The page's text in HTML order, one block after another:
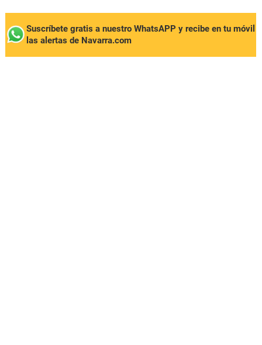
Suscríbete gratis a nuestro WhatsAPP y recibe en tu móvil
las alertas de Navarra.com